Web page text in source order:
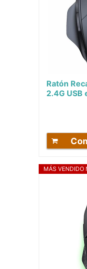
Ratón
2.4G USB
MÁS VENDIDO